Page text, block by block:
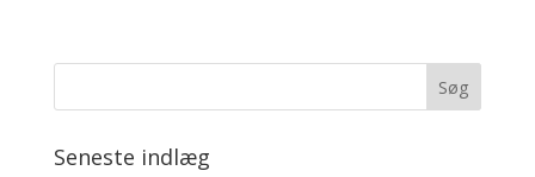
Seneste indlæg